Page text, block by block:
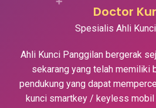
Doctor
Spesialis Ahli
Ahli Kunci Panggilan bergerak
sekarang yang telah memiliki
pendukung yang dapat
kunci smartkey / keyless mobil